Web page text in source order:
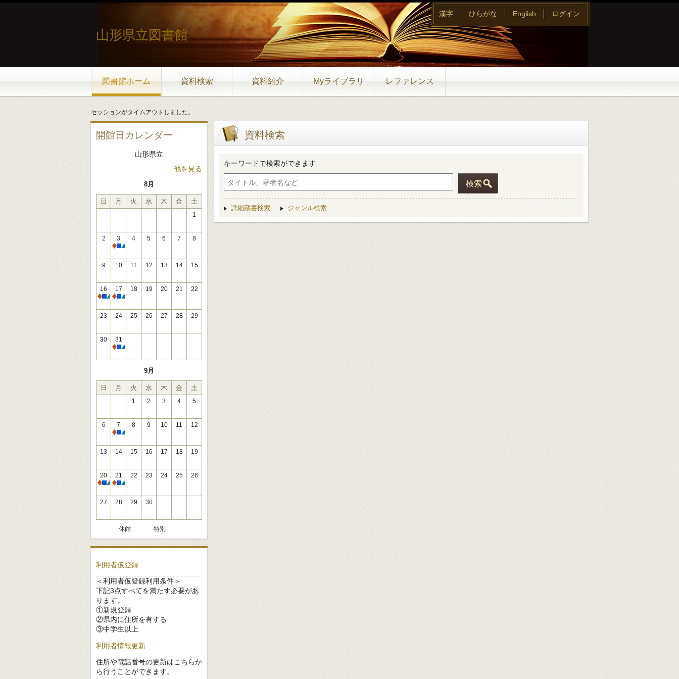
山形県立図書館
図書館ホーム 資料検索 資料紹介 Myライブラリ レファレンス
漢字 ひらがな English ログイン
セッションがタイムアウトしました。
開館日カレンダー
山形県立
他を見る
8月
日 月 火 水 木 金 土
1
2
3
休館
4 5 6 7 8
9 10 11 12 13 14 15
16
休館
17
休館
18 19 20 21 22
23 24 25 26 27 28 29
30
31
休館
9月
日 月 火 水 木 金 土
1 2 3 4 5
6
7
休館
8 9 10 11 12
13 14 15 16 17 18 19
20
休館
21
休館
22 23 24 25 26
27 28 29 30
休館 特別
利用者仮登録
＜利用者仮登録利用条件＞
下記3点すべてを満たす必要があ
ります。
①新規登録
②県内に住所を有する
③中学生以上
利用者情報更新
住所や電話番号の更新はこちらか
ら行うことができます。
資料検索
キーワードで検索ができます
検索
詳細蔵書検索 ジャンル検索